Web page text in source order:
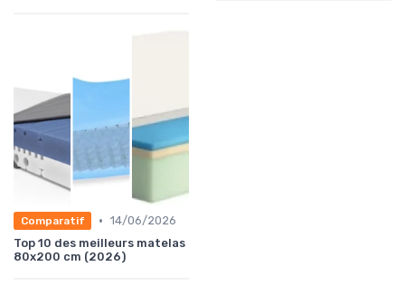
Comparatif • 14/06/2026
Top 10 des meilleurs matelas
80x200 cm (2026)